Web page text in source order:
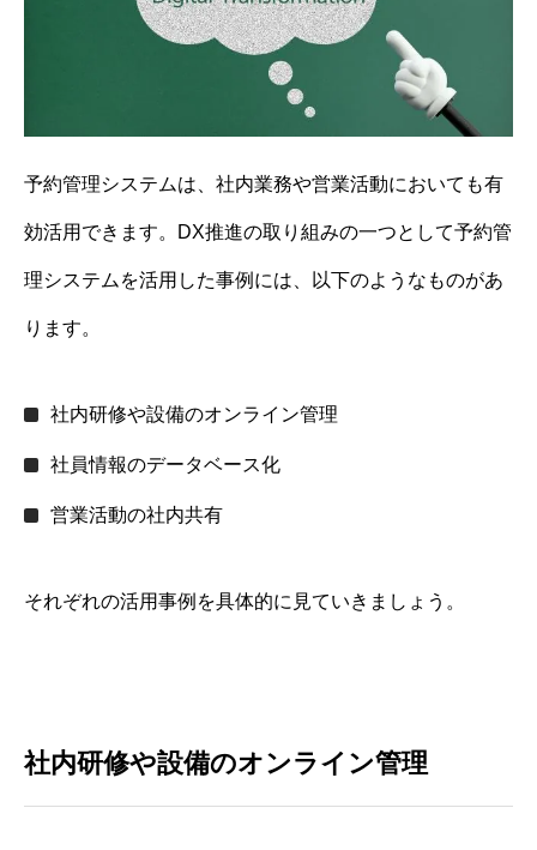
予約管理システムは、社内業務や営業活動においても有
効活用できます。DX推進の取り組みの一つとして予約管
理システムを活用した事例には、以下のようなものがあ
ります。
社内研修や設備のオンライン管理
社員情報のデータベース化
営業活動の社内共有
それぞれの活用事例を具体的に見ていきましょう。
社内研修や設備のオンライン管理